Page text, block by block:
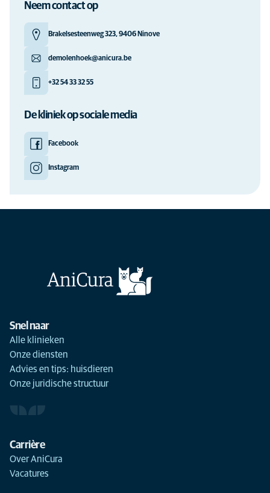
Neem contact op
Brakelsesteenweg 323, 9406 Ninove
demolenhoek@anicura.be
+32 54 33 32 55
De kliniek op sociale media
Facebook
Instagram
Snel naar
Alle klinieken
Onze diensten
Advies en tips: huisdieren
Onze juridische structuur
Carrière
Over AniCura
Vacatures